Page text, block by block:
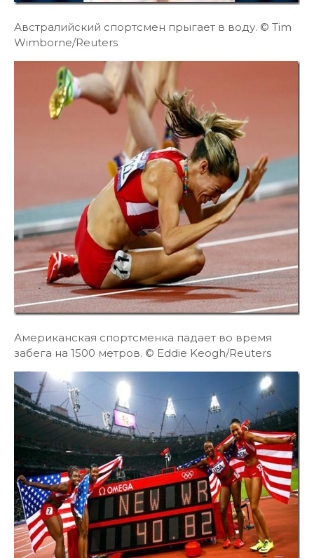
Австралийский спортсмен прыгает в воду. © Tim
Wimborne/Reuters
Американская спортсменка падает во время
забега на 1500 метров. © Eddie Keogh/Reuters